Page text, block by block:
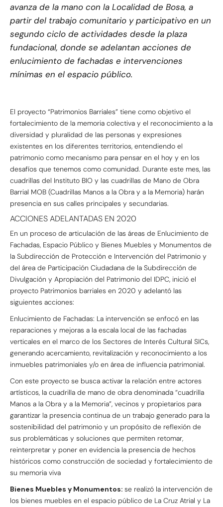
avanza de la mano con la Localidad de Bosa, a
partir del trabajo comunitario y participativo en un
segundo ciclo de actividades desde la plaza
fundacional, donde se adelantan acciones de
enlucimiento de fachadas e intervenciones
mínimas en el espacio público.
El proyecto “Patrimonios Barriales” tiene como objetivo el
fortalecimiento de la memoria colectiva y el reconocimiento a la
diversidad y pluralidad de las personas y expresiones
existentes en los diferentes territorios, entendiendo el
patrimonio como mecanismo para pensar en el hoy y en los
desafíos que tenemos como comunidad. Durante este mes, las
cuadrillas del Instituto BIO y las cuadrillas de Mano de Obra
Barrial MOB (Cuadrillas Manos a la Obra y a la Memoria) harán
presencia en sus calles principales y secundarias.
ACCIONES ADELANTADAS EN 2020
En un proceso de articulación de las áreas de Enlucimiento de
Fachadas, Espacio Público y Bienes Muebles y Monumentos de
la Subdirección de Protección e Intervención del Patrimonio y
del área de Participación Ciudadana de la Subdirección de
Divulgación y Apropiación del Patrimonio del IDPC, inició el
proyecto Patrimonios barriales en 2020 y adelantó las
siguientes acciones:
Enlucimiento de Fachadas: La intervención se enfocó en las
reparaciones y mejoras a la escala local de las fachadas
verticales en el marco de los Sectores de Interés Cultural SICs,
generando acercamiento, revitalización y reconocimiento a los
inmuebles patrimoniales y/o en área de influencia patrimonial.
Con este proyecto se busca activar la relación entre actores
artísticos, la cuadrilla de mano de obra denominada “cuadrilla
Manos a la Obra y a la Memoria”, vecinos y propietarios para
garantizar la presencia continua de un trabajo generado para la
sostenibilidad del patrimonio y un propósito de reflexión de
sus problemáticas y soluciones que permiten retomar,
reinterpretar y poner en evidencia la presencia de hechos
históricos como construcción de sociedad y fortalecimiento de
su memoria viva
Bienes Muebles y Monumentos: se realizó la intervención de
los bienes muebles en el espacio público de La Cruz Atrial y La